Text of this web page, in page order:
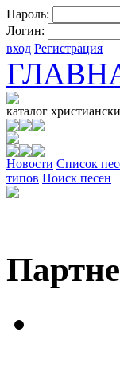
Пароль:
Логин:
вход Регистрация
каталог
Новости Cписок
типов Поиск песен